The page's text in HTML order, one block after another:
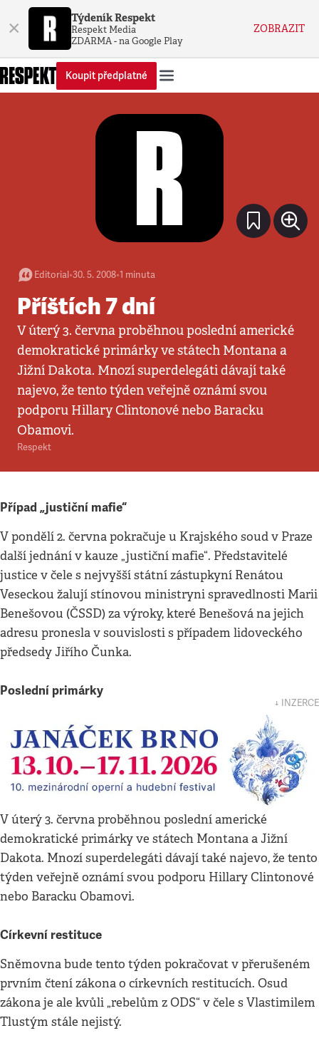
× Týdeník Respekt
Respekt Media
ZDARMA - na Google Play
ZOBRAZIT
Koupit předplatné
Editorial •30. 5. 2008•1 minuta
Příštích 7 dní
V úterý 3. června proběhnou poslední americké
demokratické primárky ve státech Montana a
Jižní Dakota. Mnozí superdelegáti dávají také
najevo, že tento týden veřejně oznámí svou
podporu Hillary Clintonové nebo Baracku
Obamovi.
Respekt
Případ „justiční mafie“
V pondělí 2. června pokračuje u Krajského soud v Praze
další jednání v kauze „justiční mafie“. Představitelé
justice v čele s nejvyšší státní zástupkyní Renátou
Veseckou žalují stínovou ministryni spravedlnosti Marii
Benešovou (ČSSD) za výroky, které Benešová na jejich
adresu pronesla v souvislosti s případem lidoveckého
předsedy Jiřího Čunka.
Poslední primárky
↓ INZERCE
V úterý 3. června proběhnou poslední americké
demokratické primárky ve státech Montana a Jižní
Dakota. Mnozí superdelegáti dávají také najevo, že tento
týden veřejně oznámí svou podporu Hillary Clintonové
nebo Baracku Obamovi.
Církevní restituce
Sněmovna bude tento týden pokračovat v přerušeném
prvním čtení zákona o církevních restitucích. Osud
zákona je ale kvůli „rebelům z ODS“ v čele s Vlastimilem
Tlustým stále nejistý.